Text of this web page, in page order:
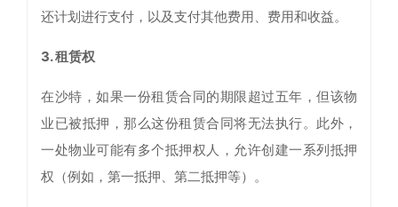
还计划进行支付，以及支付其他费用、费用和收益。
3. 租赁权
在沙特，如果一份租赁合同的期限超过五年，但该物
业已被抵押，那么这份租赁合同将无法执行。此外，
一处物业可能有多个抵押权人，允许创建一系列抵押
权（例如，第一抵押、第二抵押等）。